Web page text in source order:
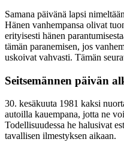
Samana päivänä lapsi
Hänen vanhempansa olivat
erityisesti hänen
tämän paranemisen, jos
uskoivat vahvasti. Tämän
Seitsemännen päivän
30. kesäkuuta 1981 kaksi
autoilla kauempana, jotta ne
Todellisuudessa he halusivat
tavallisen ilmestyksen aikaan.